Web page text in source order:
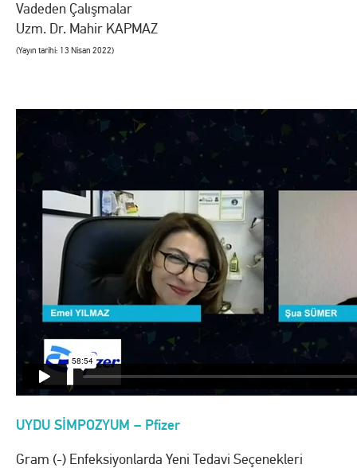
Vadeden Çalışmalar
Uzm. Dr. Mahir KAPMAZ
(Yayın tarihi: 13 Nisan 2022)
UYDU SİMPOZYUM – Pfizer
Gram (-) Enfeksiyonlarda Yeni Tedavi Seçenekleri